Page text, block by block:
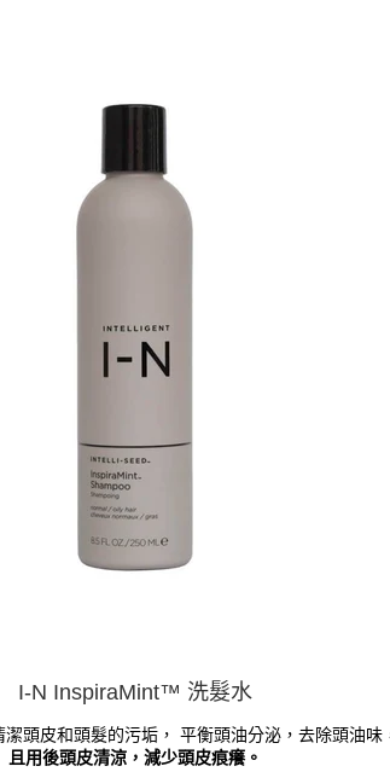
I-N InspiraMint™ 洗髮水
頭皮和頭髮的污垢， 平衡頭油分泌，去除頭油味
且用後頭皮清涼， 減少頭皮痕癢。